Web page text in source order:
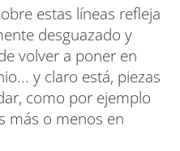
estas líneas refleja
desguazado y
volver a poner en
y claro está, piezas
como por ejemplo
más o menos en